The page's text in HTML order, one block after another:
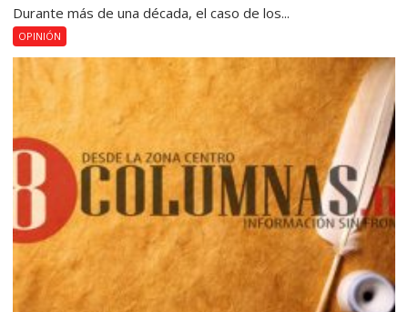
Durante más de una década, el caso de los...
OPINIÓN